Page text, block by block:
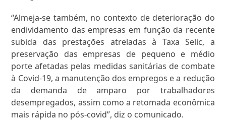
“Almeja-se também, no contexto de deterioração do
endividamento das empresas em função da recente
subida das prestações atreladas à Taxa Selic, a
preservação das empresas de pequeno e médio
porte afetadas pelas medidas sanitárias de combate
à Covid-19, a manutenção dos empregos e a redução
da demanda de amparo por trabalhadores
desempregados, assim como a retomada econômica
mais rápida no pós-covid”, diz o comunicado.